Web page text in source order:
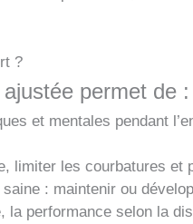
?
permet de :
et mentales pendant
limiter les courbatures et
: maintenir ou
la performance selon la